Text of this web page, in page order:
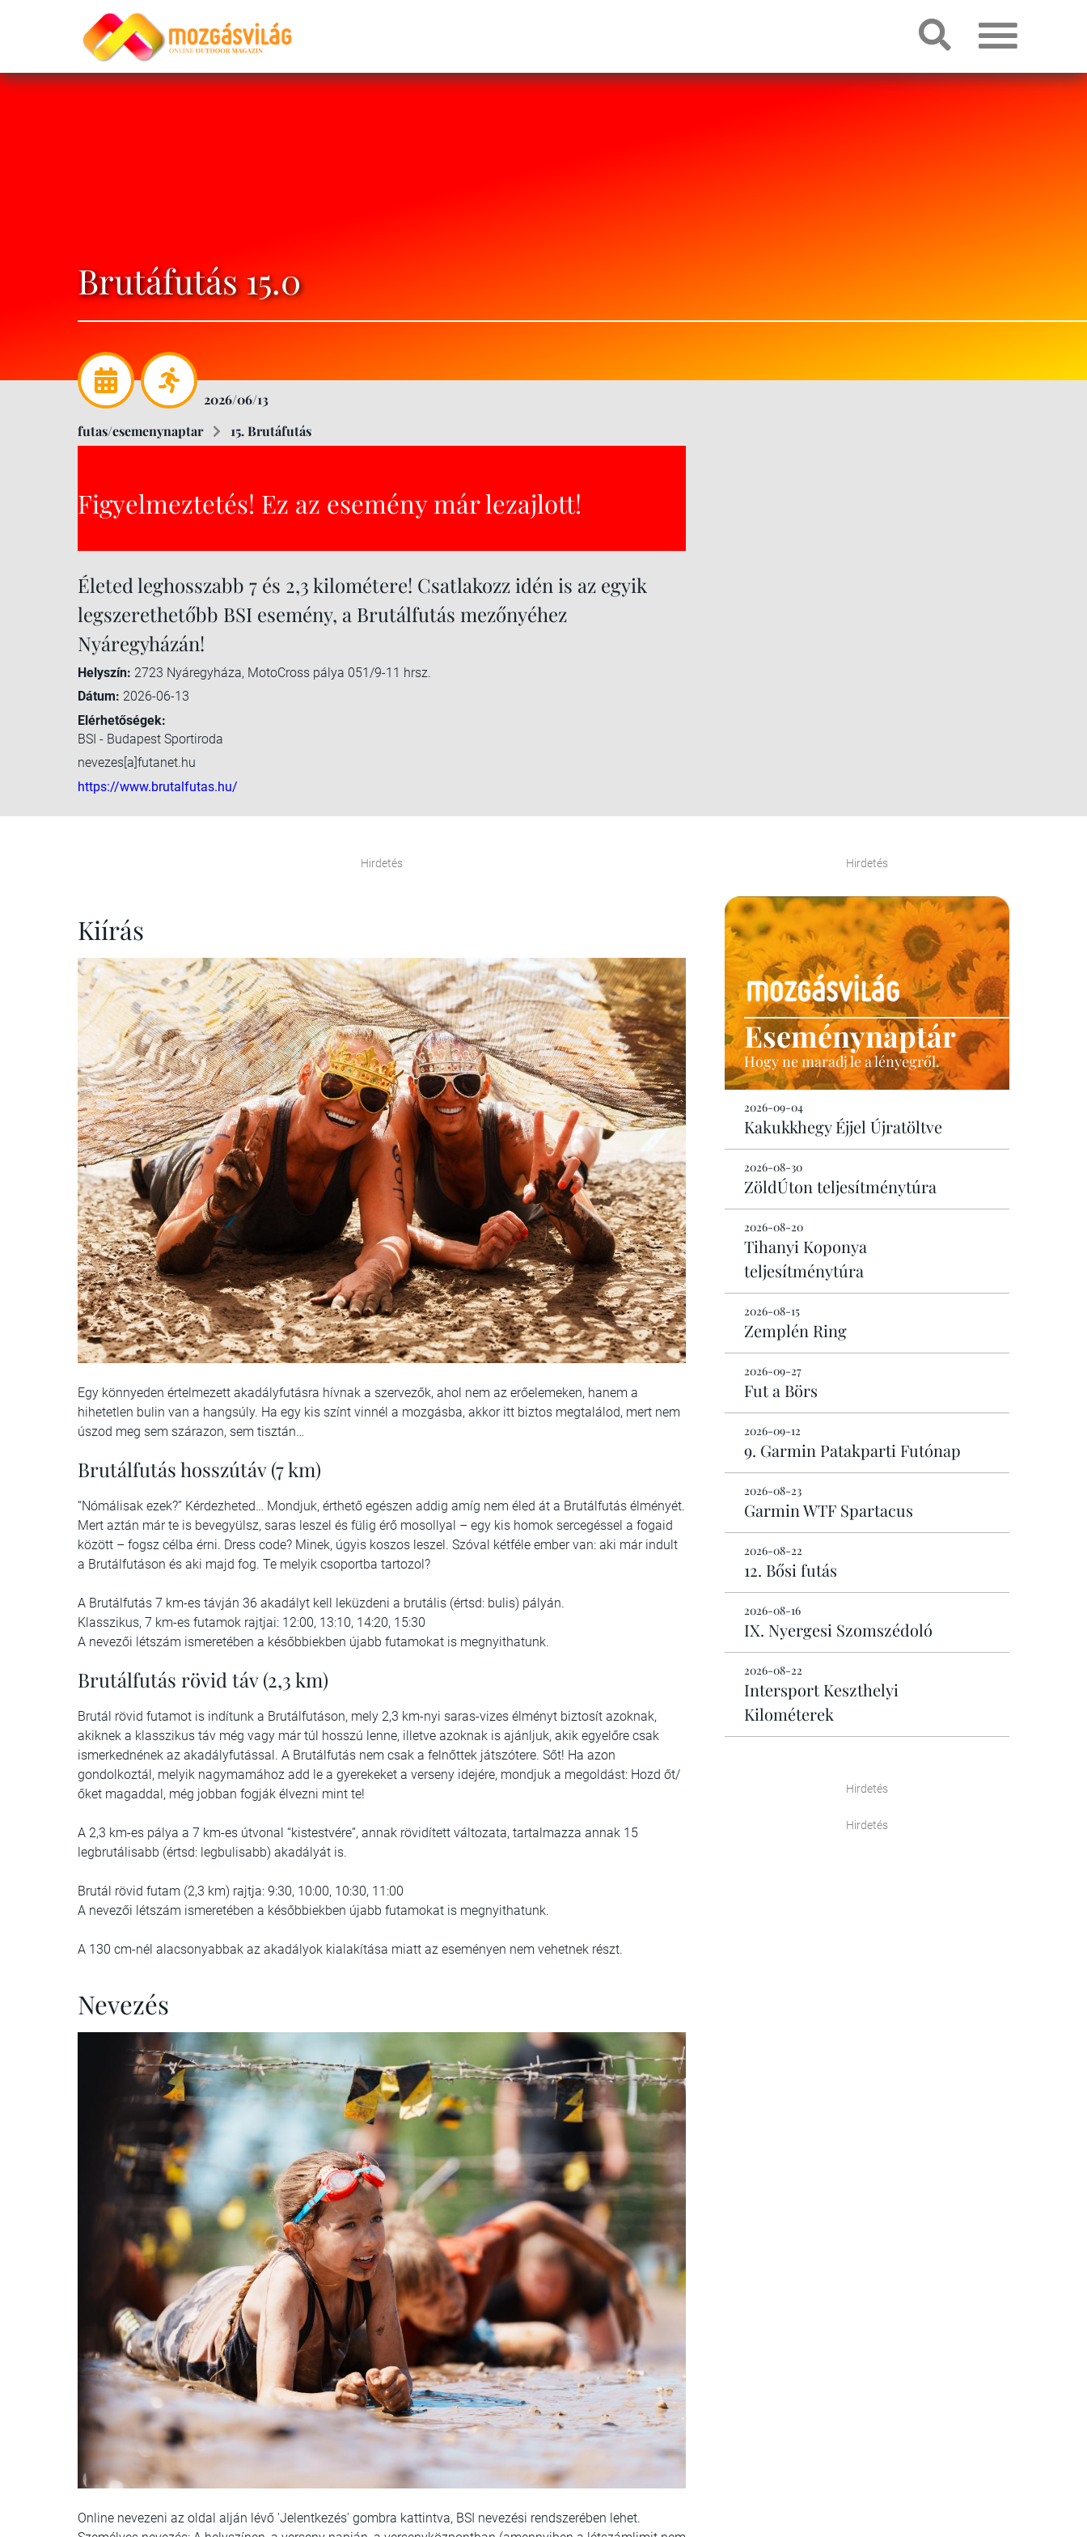
Brutáfutás 15.0
2026/06/13
futas/esemenynaptar
15. Brutáfutás
Figyelmeztetés! Ez az esemény már lezajlott!
Életed leghosszabb 7 és 2,3 kilométere! Csatlakozz idén is az egyik
legszerethetőbb BSI esemény, a Brutálfutás mezőnyéhez
Nyáregyházán!
Helyszín: 2723 Nyáregyháza, MotoCross pálya 051/9-11 hrsz.
Dátum: 2026-06-13
Elérhetőségek:
BSI - Budapest Sportiroda
nevezes[a]futanet.hu
https://www.brutalfutas.hu/
Hirdetés
Kiírás
Egy könnyeden értelmezett akadályfutásra hívnak a szervezők, ahol nem az erőelemeken, hanem a
hihetetlen bulin van a hangsúly. Ha egy kis színt vinnél a mozgásba, akkor itt biztos megtalálod, mert nem
úszod meg sem szárazon, sem tisztán…
Brutálfutás hosszútáv (7 km)
“Nómálisak ezek?” Kérdezheted… Mondjuk, érthető egészen addig amíg nem éled át a Brutálfutás élményét.
Mert aztán már te is bevegyülsz, saras leszel és fülig érő mosollyal – egy kis homok sercegéssel a fogaid
között – fogsz célba érni. Dress code? Minek, úgyis koszos leszel. Szóval kétféle ember van: aki már indult
a Brutálfutáson és aki majd fog. Te melyik csoportba tartozol?
A Brutálfutás 7 km-es távján 36 akadályt kell leküzdeni a brutális (értsd: bulis) pályán.
Klasszikus, 7 km-es futamok rajtjai: 12:00, 13:10, 14:20, 15:30
A nevezői létszám ismeretében a későbbiekben újabb futamokat is megnyithatunk.
Brutálfutás rövid táv (2,3 km)
Brutál rövid futamot is indítunk a Brutálfutáson, mely 2,3 km-nyi saras-vizes élményt biztosít azoknak,
akiknek a klasszikus táv még vagy már túl hosszú lenne, illetve azoknak is ajánljuk, akik egyelőre csak
ismerkednének az akadályfutással. A Brutálfutás nem csak a felnőttek játszótere. Sőt! Ha azon
gondolkoztál, melyik nagymamához add le a gyerekeket a verseny idejére, mondjuk a megoldást: Hozd őt/
őket magaddal, még jobban fogják élvezni mint te!
A 2,3 km-es pálya a 7 km-es útvonal “kistestvére”, annak rövidített változata, tartalmazza annak 15
legbrutálisabb (értsd: legbulisabb) akadályát is.
Brutál rövid futam (2,3 km) rajtja: 9:30, 10:00, 10:30, 11:00
A nevezői létszám ismeretében a későbbiekben újabb futamokat is megnyithatunk.
A 130 cm-nél alacsonyabbak az akadályok kialakítása miatt az eseményen nem vehetnek részt.
Nevezés
Online nevezeni az oldal alján lévő 'Jelentkezés' gombra kattintva, BSI nevezési rendszerében lehet.
Hirdetés
Eseménynaptár
Hogy ne maradj le a lényegről.
2026-09-04
Kakukkhegy Éjjel Újratöltve
2026-08-30
ZöldÚton teljesítménytúra
2026-08-20
Tihanyi Koponya
teljesítménytúra
2026-08-15
Zemplén Ring
2026-09-27
Fut a Börs
2026-09-12
9. Garmin Patakparti Futónap
2026-08-23
Garmin WTF Spartacus
2026-08-22
12. Bősi futás
2026-08-16
IX. Nyergesi Szomszédoló
2026-08-22
Intersport Keszthelyi
Kilométerek
Hirdetés
Hirdetés